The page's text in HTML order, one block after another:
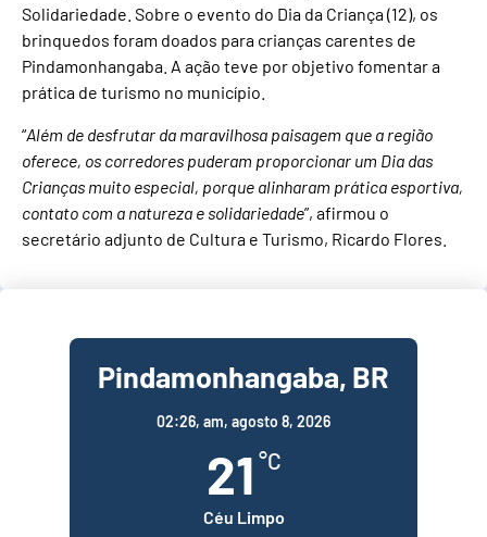
Solidariedade. Sobre o evento do Dia da Criança (12), os
brinquedos foram doados para crianças carentes de
Pindamonhangaba. A ação teve por objetivo fomentar a
prática de turismo no município.
“Além de desfrutar da maravilhosa paisagem que a região
oferece, os corredores puderam proporcionar um Dia das
Crianças muito especial, porque alinharam prática esportiva,
contato com a natureza e solidariedade”, afirmou o
secretário adjunto de Cultura e Turismo, Ricardo Flores.
Pindamonhangaba, BR
02:26, am, agosto 8, 2026
21 °C
Céu Limpo